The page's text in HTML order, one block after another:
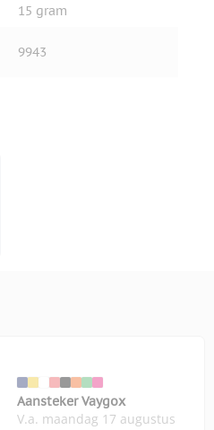
15 gram
9943
Aansteker Vaygox
V.a. maandag 17 augustus